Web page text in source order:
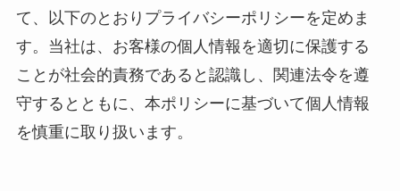
て、以下のとおりプライバシーポリシーを定めま
す。当社は、お客様の個人情報を適切に保護する
ことが社会的責務であると認識し、関連法令を遵
守するとともに、本ポリシーに基づいて個人情報
を慎重に取り扱います。